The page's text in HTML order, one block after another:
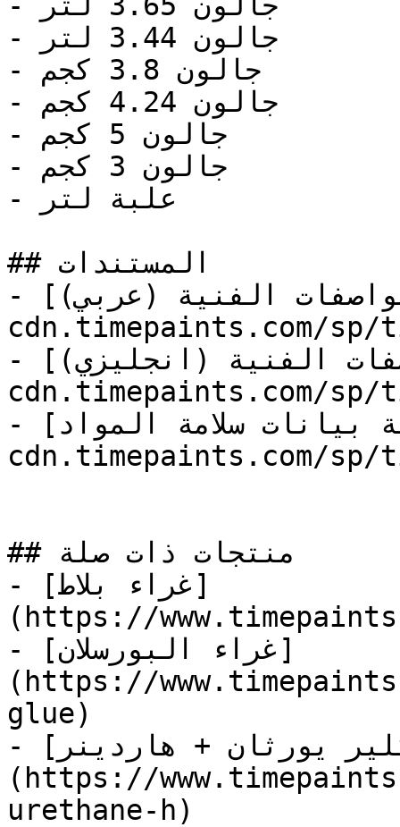
- جالون 3.44 لتر
- جالون 3.8 كجم
- جالون 4.24 كجم
- جالون 5 كجم
- جالون 3 كجم
- علبة لتر
## المستندات
- [المواصفات الفنية (عربي)](https://store-
cdn.timepaints.com/sp/
- [المواصفات الفنية (انجليزي)](https://store-
cdn.timepaints.com/sp/
- [وثيقة بيانات سلامة المواد](https://store-
cdn.timepaints.com/sp/
## منتجات ذات صلة
- [غراء بلاط]
(https://
- [غراء البورسلان]
(https://
glue)
- [وود كلير يورثان + هاردينر]
(https://
urethane-h)